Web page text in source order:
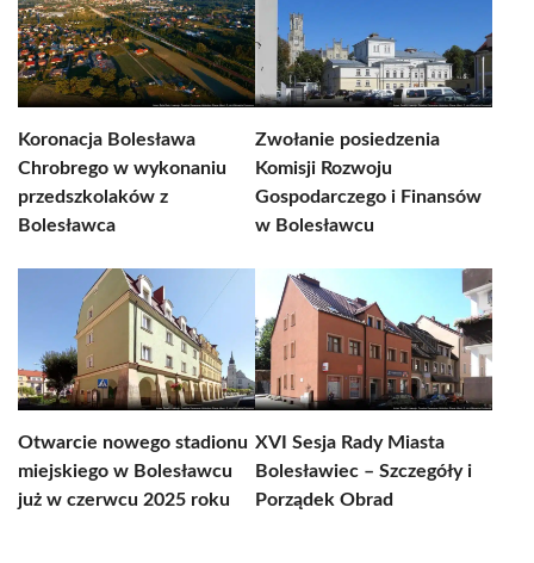
Koronacja Bolesława
Chrobrego w wykonaniu
przedszkolaków z
Bolesławca
Zwołanie posiedzenia
Komisji Rozwoju
Gospodarczego i Finansów
w Bolesławcu
Otwarcie nowego stadionu
miejskiego w Bolesławcu
już w czerwcu 2025 roku
XVI Sesja Rady Miasta
Bolesławiec – Szczegóły i
Porządek Obrad